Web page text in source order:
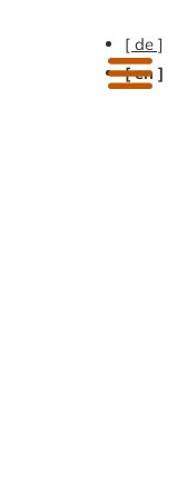
[ de ]
[ en ]